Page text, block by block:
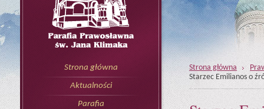
Strona główna
Aktualności
Parafia
Strona główna
Starzec Emilianos o